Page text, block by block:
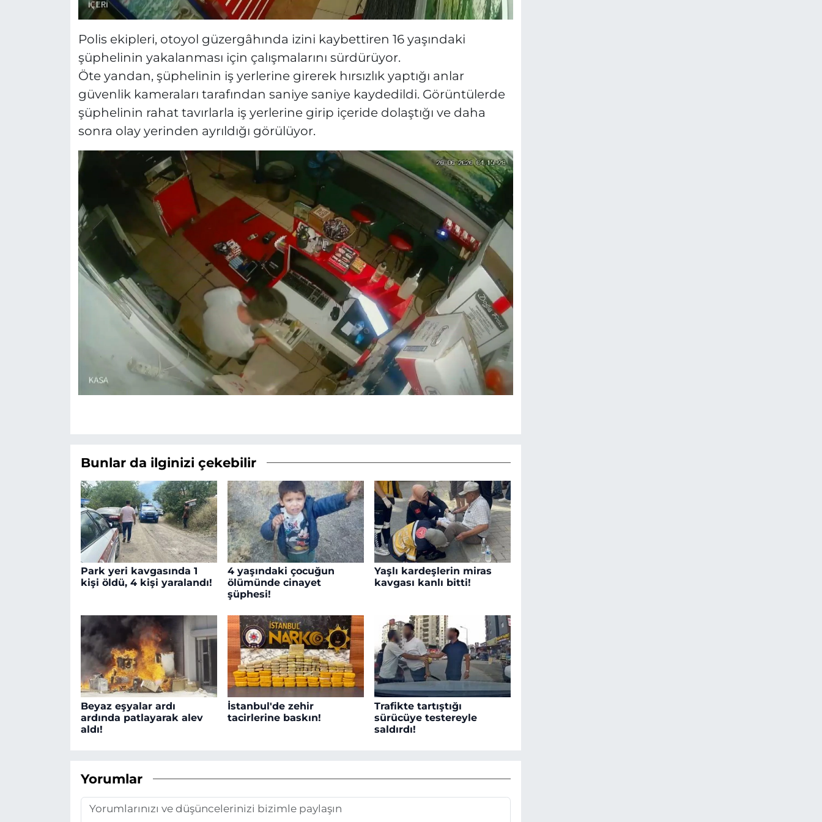
Polis ekipleri, otoyol güzergâhında izini kaybettiren 16 yaşındaki
şüphelinin yakalanması için çalışmalarını sürdürüyor.
Öte yandan, şüphelinin iş yerlerine girerek hırsızlık yaptığı anlar
güvenlik kameraları tarafından saniye saniye kaydedildi. Görüntülerde
şüphelinin rahat tavırlarla iş yerlerine girip içeride dolaştığı ve daha
sonra olay yerinden ayrıldığı görülüyor.
Bunlar da ilginizi çekebilir
Park yeri kavgasında 1
kişi öldü, 4 kişi yaralandı!
4 yaşındaki çocuğun
ölümünde cinayet
şüphesi!
Yaşlı kardeşlerin miras
kavgası kanlı bitti!
Beyaz eşyalar ardı
ardında patlayarak alev
aldı!
İstanbul'de zehir
tacirlerine baskın!
Trafikte tartıştığı
sürücüye testereyle
saldırdı!
Yorumlar